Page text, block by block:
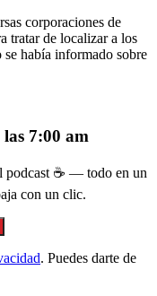
corporaciones de
tratar de localizar a los
se había informado sobre
7:00 am
podcast ☕ — todo en un
con un clic.
. Puedes darte de